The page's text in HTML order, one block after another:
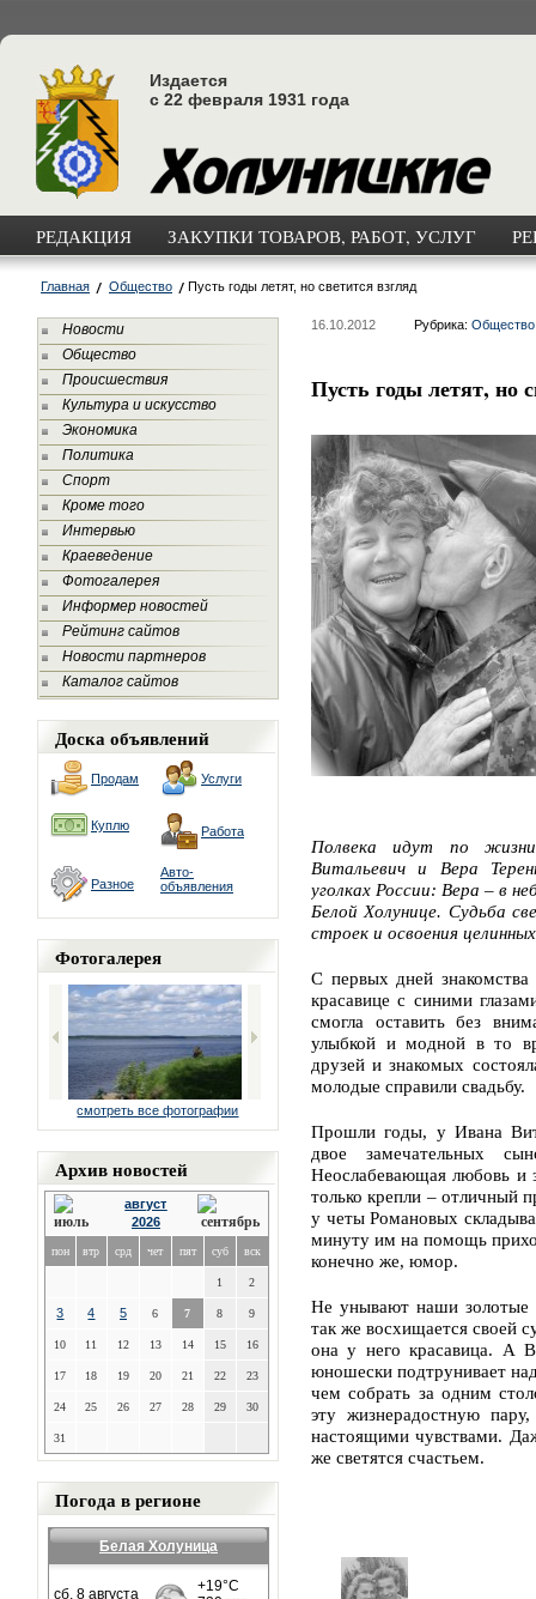
Издается
с 22 февраля 1931 года
РЕДАКЦИЯ ЗАКУПКИ ТОВАРОВ, РАБОТ, УСЛУГ
Главная Общество Пусть годы летят, но светится взгляд
Новости
Общество
Происшествия
Культура и искусство
Экономика
Политика
Спорт
Кроме того
Интервью
Краеведение
Фотогалерея
Информер новостей
Рейтинг сайтов
Новости партнеров
Каталог сайтов
Доска объявлений
Продам Услуги
Куплю Работа
Разное
Авто-
объявления
Фотогалерея
смотреть все фотографии
Архив новостей
август
2026
пон втр срд чет пят суб вск
1 2
3 4 5 6 7 8 9
10 11 12 13 14 15 16
17 18 19 20 21 22 23
24 25 26 27 28 29 30
31
Погода в регионе
Белая Холуница
16.10.2012 Рубрика: Общество
Пусть годы летят, но
Полвека идут по
Витальевич и Вера
уголках России: Вера – в
Белой Холунице. Судьба
строек и освоения
С первых дней
красавице с синими
смогла оставить без
улыбкой и модной в то
друзей и знакомых
молодые справили свадьбу.
Прошли годы, у Ивана
двое замечательных
Неослабевающая любовь и
только крепли – отличный
у четы Романовых
минуту им на помощь
конечно же, юмор.
Не унывают наши золотые
так же восхищается своей
она у него красавица. А
юношески подтрунивает
чем собрать за одним
эту жизнерадостную
настоящими чувствами.
же светятся счастьем.